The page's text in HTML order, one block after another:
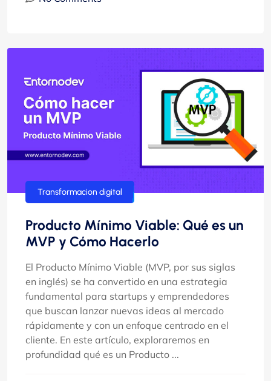
Transformacion digital
Producto Mínimo Viable: Qué es un
MVP y Cómo Hacerlo
El Producto Mínimo Viable (MVP, por sus siglas
en inglés) se ha convertido en una estrategia
fundamental para startups y emprendedores
que buscan lanzar nuevas ideas al mercado
rápidamente y con un enfoque centrado en el
cliente. En este artículo, exploraremos en
profundidad qué es un Producto ...